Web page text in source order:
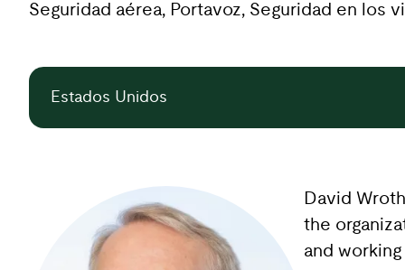
Seguridad aérea, Portavoz, Seguridad en los
Estados Unidos
David
the
and